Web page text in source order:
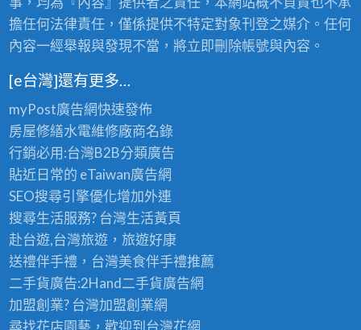
擔任何法律責任，僅係提供不特定對象刊登之媒介。任何
內容一經舉報與發現不當，將立即刪除帳號與內容。
[e台灣]還有更多…
myPost廣告網快速發佈
房屋修繕水電維修廠商名錄
行銷必用:台灣B2B分類廣告
貼近日常的 eTaiwan廣告網
SEO搜尋引擎優化增加外連
搜尋生活服務? 台灣生活黃頁
赴台遊,台灣旅遊，旅遊好康
送禮伴手禮，台灣美食伴手禮推薦
二手貨廣告:2Hand二手貨廣告網
加盟創業? 台灣加盟創業網
尋找花店園藝，歡迎到台灣花網